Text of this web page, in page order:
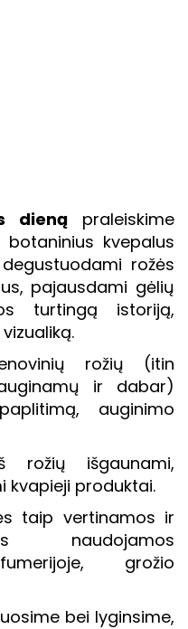
dieną praleiskime
kvepalus
rožės
pajausdami gėlių
turtingą istoriją,
rožių (itin
ir dabar)
auginimo
rožių išgaunami,
kvapieji produktai.
taip vertinamos ir
naudojamos
grožio
bei lyginsime,